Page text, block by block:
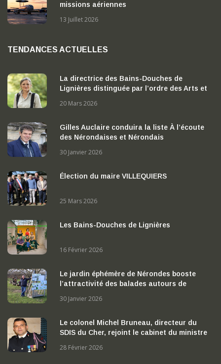
missions aériennes
13 Juillet 2026
TENDANCES ACTUELLES
La directrice des Bains-Douches de
Lignières distinguée par l’ordre des Arts et
20 Mars 2026
Gilles Auclaire conduira la liste À l’écoute
des Nérondaises et Nérondais
30 Janvier 2026
Élection du maire VILLEQUIERS
25 Mars 2026
Les Bains-Douches de Lignières
16 Février 2026
Le jardin éphémère de Nérondes booste
l’attractivité des balades autours de
30 Janvier 2026
Le colonel Michel Bruneau, directeur du
SDIS du Cher, rejoint le cabinet du ministre
28 Février 2026